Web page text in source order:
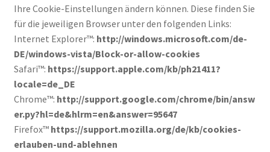
Ihre Cookie-Einstellungen ändern können. Diese finden Sie
für die jeweiligen Browser unter den folgenden Links:
Internet Explorer™: http://windows.microsoft.com/de-
DE/windows-vista/Block-or-allow-cookies
Safari™: https://support.apple.com/kb/ph21411?
locale=de_DE
Chrome™: http://support.google.com/chrome/bin/answ
er.py?hl=de&hlrm=en&answer=95647
Firefox™ https://support.mozilla.org/de/kb/cookies-
erlauben-und-ablehnen